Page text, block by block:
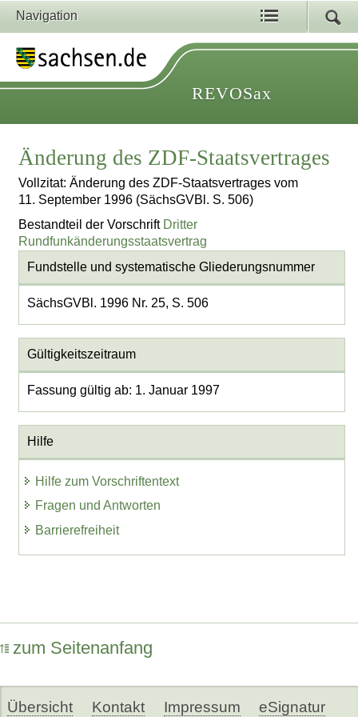
Navigation
REVOSax
Änderung des ZDF-Staatsvertrages
Vollzitat: Änderung des ZDF-Staatsvertrages vom
11. September 1996 (SächsGVBl. S. 506)
Bestandteil der Vorschrift Dritter
Rundfunkänderungsstaatsvertrag
Fundstelle und systematische Gliederungsnummer
SächsGVBl. 1996 Nr. 25, S. 506
Gültigkeitszeitraum
Fassung gültig ab: 1. Januar 1997
Hilfe
Hilfe zum Vorschriftentext
Fragen und Antworten
Barrierefreiheit
zum Seitenanfang
Übersicht Kontakt Impressum eSignatur